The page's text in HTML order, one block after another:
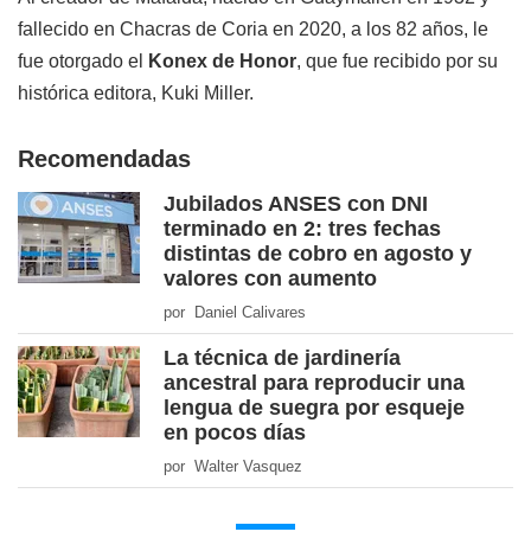
fallecido en Chacras de Coria en 2020, a los 82 años, le
fue otorgado el
Konex de Honor, que fue recibido por su
histórica editora, Kuki Miller.
Recomendadas
Jubilados ANSES con DNI
terminado en 2: tres fechas
distintas de cobro en agosto y
valores con aumento
por Daniel Calivares
La técnica de jardinería
ancestral para reproducir una
lengua de suegra por esqueje
en pocos días
por Walter Vasquez